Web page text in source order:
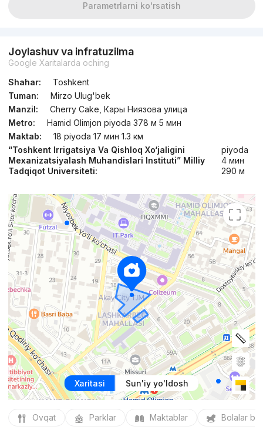
Parametrlarni ko'rsatish
Joylashuv va infratuzilma
Google Xaritalarda oching
Shahar:
Toshkent
Tuman:
Mirzo Ulug'bek
Manzil:
Cherry Cake, Кары Ниязова улица
Metro:
Hamid Olimjon piyoda 378 м 5 мин
Maktab:
18 piyoda 17 мин 1.3 км
“Toshkent Irrigatsiya Va Qishloq Xo‘jaligini
Mexanizatsiyalash Muhandislari Instituti” Milliy
Tadqiqot Universiteti:
piyoda
4 мин
290 м
Xaritasi Sun'iy yo'ldosh
Ovqat Parklar Maktablar Bolalar